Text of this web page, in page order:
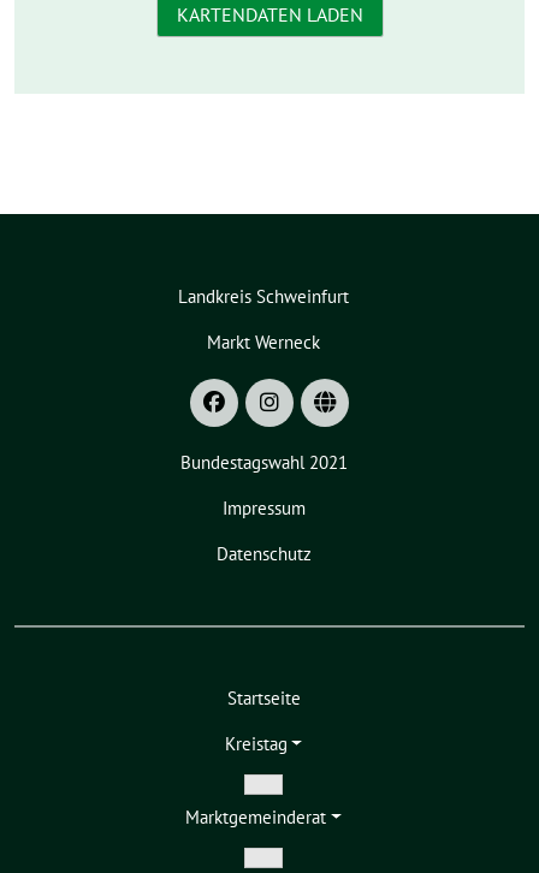
KARTENDATEN LADEN
Landkreis Schweinfurt
Markt Werneck
Bundestagswahl 2021
Impressum
Datenschutz
Startseite
Kreistag
Zeige
Untermenü
Markt­gemeinderat